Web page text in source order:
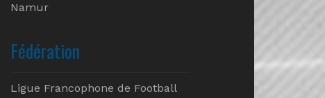
Namur
Fédération
Ligue Francophone de Football